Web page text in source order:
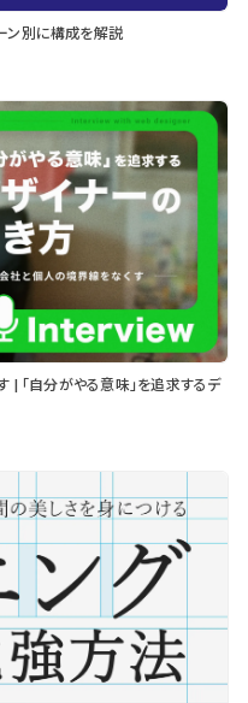
ン別に構成を解説
| 「自分がやる意味」を追求するデ